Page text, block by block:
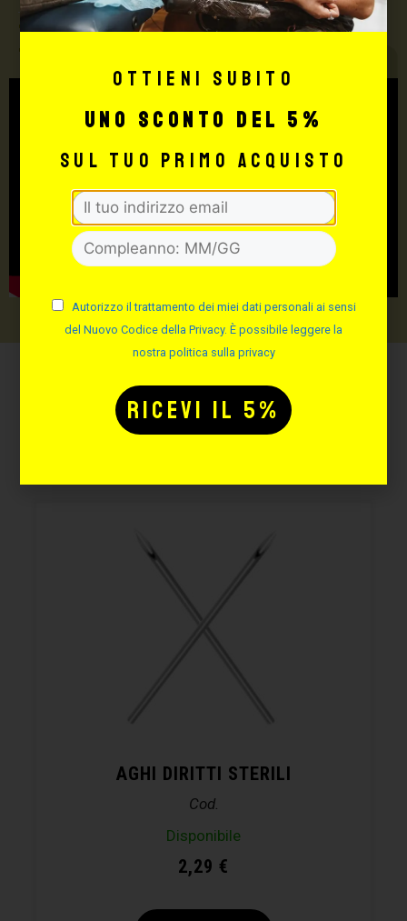
TUTTO PER IL TUO
TATTOO STUDIO
Potrebbe interessarti
anche:
AGHI DIRITTI STERILI
Cod.
Disponibile
2,29 €
Ottieni subito
uno sconto del 5%
sul tuo primo acquisto
Autorizzo il trattamento dei miei dati personali ai sensi
del Nuovo Codice della Privacy. È possibile leggere la
nostra politica sulla privacy